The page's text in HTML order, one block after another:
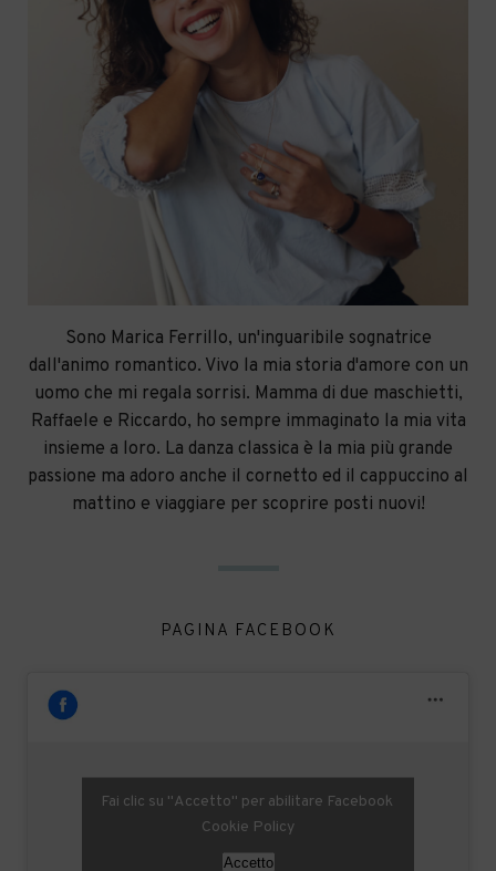
Sono Marica Ferrillo, un'inguaribile sognatrice
dall'animo romantico. Vivo la mia storia d'amore con un
uomo che mi regala sorrisi. Mamma di due maschietti,
Raffaele e Riccardo, ho sempre immaginato la mia vita
insieme a loro. La danza classica è la mia più grande
passione ma adoro anche il cornetto ed il cappuccino al
mattino e viaggiare per scoprire posti nuovi!
PAGINA FACEBOOK
Fai clic su "Accetto" per abilitare Facebook
Cookie Policy
Accetto